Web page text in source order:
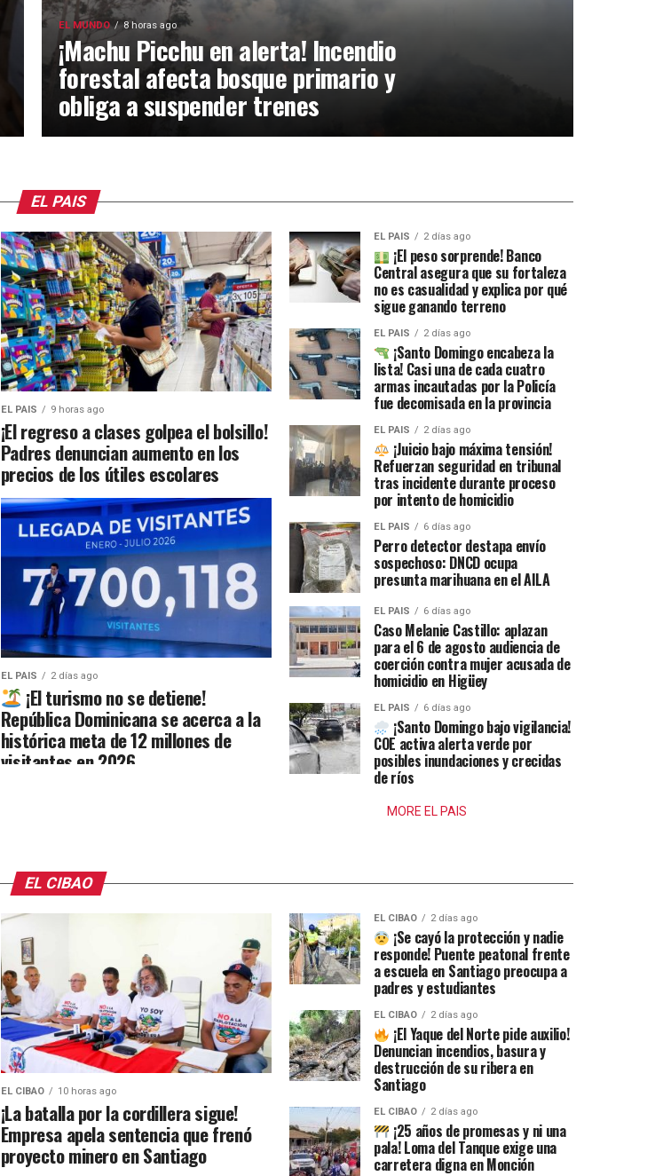
EL MUNDO 8 horas ago
¡Machu Picchu en alerta! Incendio
forestal afecta bosque primario y
obliga a suspender trenes
EL PAIS
EL PAIS 9 horas ago
¡El regreso a clases golpea el bolsillo!
Padres denuncian aumento en los
precios de los útiles escolares
EL PAIS 2 días ago
¡El turismo no se detiene!
República Dominicana se acerca a la
histórica meta de 12 millones de
visitantes en 2026
EL PAIS 2 días ago
¡El peso sorprende! Banco
Central asegura que su fortaleza
no es casualidad y explica por qué
sigue ganando terreno
EL PAIS 2 días ago
¡Santo Domingo encabeza la
lista! Casi una de cada cuatro
armas incautadas por la Policía
fue decomisada en la provincia
EL PAIS 2 días ago
¡Juicio bajo máxima tensión!
Refuerzan seguridad en tribunal
tras incidente durante proceso
por intento de homicidio
EL PAIS 6 días ago
Perro detector destapa envío
sospechoso: DNCD ocupa
presunta marihuana en el AILA
EL PAIS 6 días ago
Caso Melanie Castillo: aplazan
para el 6 de agosto audiencia de
coerción contra mujer acusada de
homicidio en Higüey
EL PAIS 6 días ago
¡Santo Domingo bajo vigilancia!
COE activa alerta verde por
posibles inundaciones y crecidas
de ríos
MORE EL PAIS
EL CIBAO
EL CIBAO 10 horas ago
¡La batalla por la cordillera sigue!
Empresa apela sentencia que frenó
proyecto minero en Santiago
EL CIBAO 2 días ago
¡Se cayó la protección y nadie
responde! Puente peatonal frente
a escuela en Santiago preocupa a
padres y estudiantes
EL CIBAO 2 días ago
¡El Yaque del Norte pide auxilio!
Denuncian incendios, basura y
destrucción de su ribera en
Santiago
EL CIBAO 2 días ago
¡25 años de promesas y ni una
pala! Loma del Tanque exige una
carretera digna en Monción